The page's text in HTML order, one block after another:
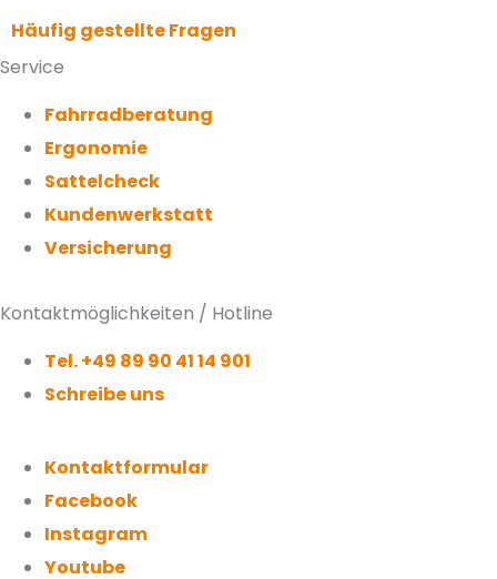
Häufig gestellte Fragen
Service
Fahrradberatung
Ergonomie
Sattelcheck
Kundenwerkstatt
Versicherung
Kontaktmöglichkeiten / Hotline
Tel. +49 89 90 41 14 901
Schreibe uns
Kontaktformular
Facebook
Instagram
Youtube